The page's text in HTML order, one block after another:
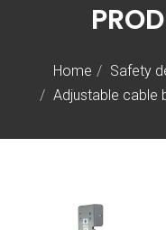
Home Safety
Adjustable cable